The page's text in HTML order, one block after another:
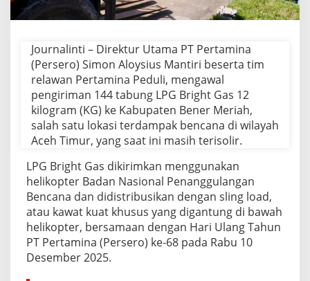
D
u
t
P
r
t
a
m
n
a
K
a
w
a
l
M
Journalinti – Direktur Utama PT Pertamina
(Persero) Simon Aloysius Mantiri beserta tim
relawan Pertamina Peduli, mengawal
pengiriman 144 tabung LPG Bright Gas 12
kilogram (KG) ke Kabupaten Bener Meriah,
salah satu lokasi terdampak bencana di wilayah
Aceh Timur, yang saat ini masih terisolir.
LPG Bright Gas dikirimkan menggunakan
helikopter Badan Nasional Penanggulangan
Bencana dan didistribusikan dengan sling load,
atau kawat kuat khusus yang digantung di bawah
helikopter, bersamaan dengan Hari Ulang Tahun
PT Pertamina (Persero) ke-68 pada Rabu 10
Desember 2025.